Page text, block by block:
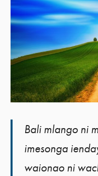
Bali mlango ni
imesonga
waionao ni